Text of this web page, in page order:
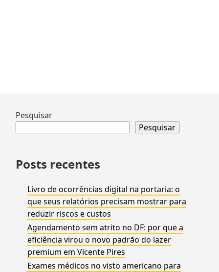
Ir
Pesquisar
Pesquisar
Posts recentes
Livro de ocorrências digital na portaria: o
que seus relatórios precisam mostrar para
reduzir riscos e custos
Agendamento sem atrito no DF: por que a
eficiência virou o novo padrão do lazer
premium em Vicente Pires
Exames médicos no visto americano para